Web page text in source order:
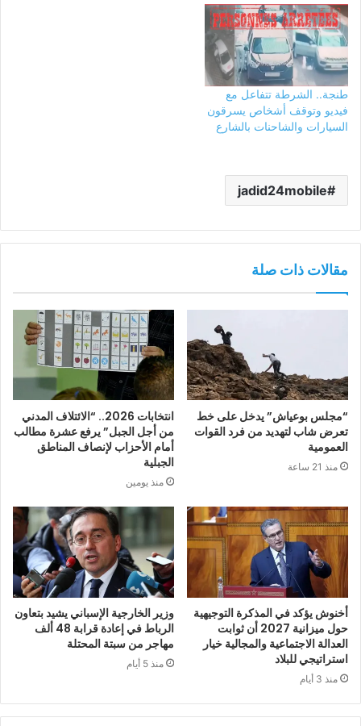
طنجة.. الشرطة تتفاعل مع
فيديو وتوقف أشخاص يسرقون
السيارات والشاحنات بالشارع
jadid24mobile
مقالات ذات صلة
“مجلس بوعياش” يدخل على خط
تعرض شاب لتهديد من فرد القوات
العمومية
منذ 21 ساعة
انتخابات 2026.. “الائتلاف المدني
من أجل الجبل” يرفع عشرة مطالب
أمام الأحزاب لإنصاف المناطق
الجبلية
منذ يومين
أخنوش يؤكد في المذكرة التوجيهية
حول ميزانية 2027 أن ثوابت
العدالة الاجتماعية والمجالية خيار
استراتيجي للبلاد
منذ 3 أيام
وزير الخارجية الإسباني يشيد بتعاون
الرباط في إعادة قرابة 48 ألف
مهاجر من سبتة المحتلة
منذ 5 أيام